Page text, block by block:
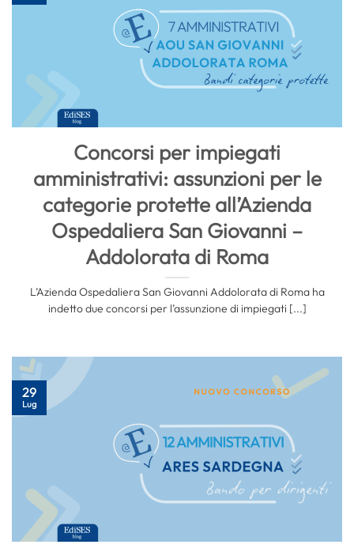
Concorsi per impiegati
amministrativi: assunzioni per le
categorie protette all’Azienda
Ospedaliera San Giovanni –
Addolorata di Roma
L’Azienda Ospedaliera San Giovanni Addolorata di Roma ha
indetto due concorsi per l’assunzione di impiegati [...]
29
Lug